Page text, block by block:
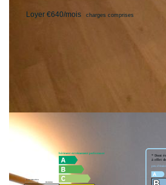
Loyer €640/mois charges comprises
Diagnostics énergétiques